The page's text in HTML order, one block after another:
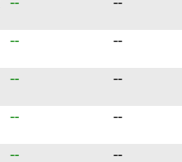
-- --
-- --
-- --
-- --